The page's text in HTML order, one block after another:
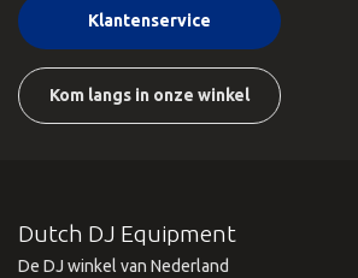
Klantenservice
Kom langs in onze winkel
Dutch DJ Equipment
De DJ winkel van Nederland